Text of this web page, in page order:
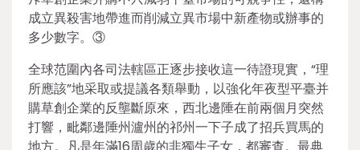
成立異殺害地帶進而削減立異市場中新產物或辦事的
多少數字。③
全球范圍內各司法轄區正逐步接收這一待證現實，“理
所應該”地采取或提議各類舉動，以強化年夜型平臺并
購草創企業的反壟斷原來，西北邊陲在前兩個月突然
打響，毗鄰邊陲州瀘州的祁州一下子成了招兵買馬的